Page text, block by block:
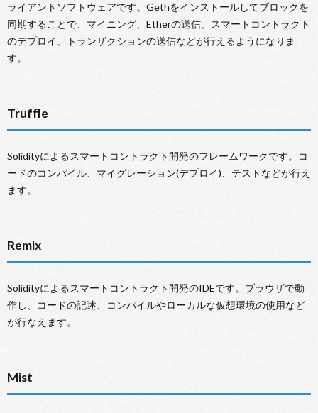
ライアントソフトウェアです。Gethをインストールしてブロックを
同期することで、マイニング、Etherの送信、スマートコントラクト
のデプロイ、トランザクションの送信などが行えるようになりま
す。
Truffle
Solidityによるスマートコントラクト開発のフレームワークです。コ
ードのコンパイル、マイグレーション(デプロイ)、テストなどが行え
ます。
Remix
Solidityによるスマートコントラクト開発のIDEです。ブラウザで動
作し、コードの記述、コンパイルやローカルな仮想環境の使用など
が行なえます。
Mist